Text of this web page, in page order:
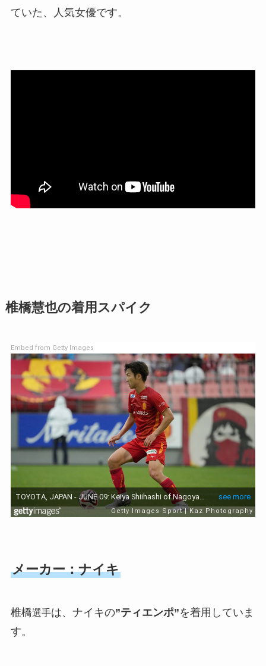
ていた、人気女優です。
椎橋慧也の着用スパイク
Embed from Getty Images
メーカー：ナイキ
椎橋選手は、ナイキの”ティエンポ”を着用していま
す。